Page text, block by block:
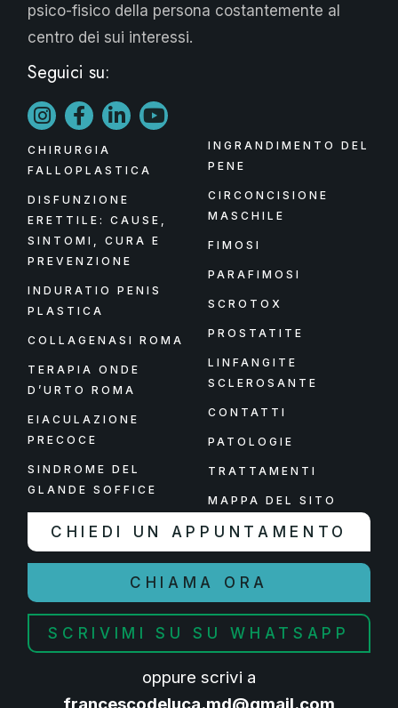
psico-fisico della persona costantemente al
centro dei sui interessi.
Seguici su:
CHIRURGIA
FALLOPLASTICA
DISFUNZIONE
ERETTILE: CAUSE,
SINTOMI, CURA E
PREVENZIONE
INDURATIO PENIS
PLASTICA
COLLAGENASI ROMA
TERAPIA ONDE
D’URTO ROMA
EIACULAZIONE
PRECOCE
SINDROME DEL
GLANDE SOFFICE
INGRANDIMENTO DEL
PENE
CIRCONCISIONE
MASCHILE
FIMOSI
PARAFIMOSI
SCROTOX
PROSTATITE
LINFANGITE
SCLEROSANTE
CONTATTI
PATOLOGIE
TRATTAMENTI
MAPPA DEL SITO
CHIEDI UN APPUNTAMENTO
CHIAMA ORA
SCRIVIMI SU SU WHATSAPP
oppure scrivi a
francescodeluca.md@gmail.com